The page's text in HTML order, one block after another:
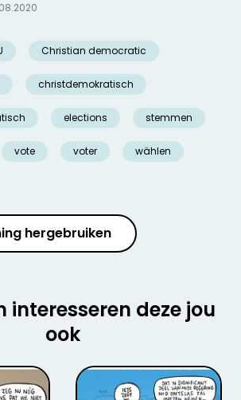
Christian democratic
christdemokratisch
elections stemmen
vote voter wählen
hergebruiken
interesseren deze jou
ook